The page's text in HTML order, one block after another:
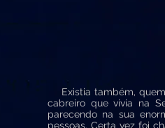
Existia também, quem
cabreiro que vivia na
parecendo na sua
pessoas. Certa vez foi